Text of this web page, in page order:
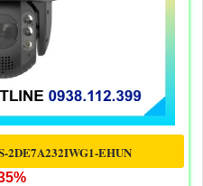
2DE7A232IWG1-EHUN